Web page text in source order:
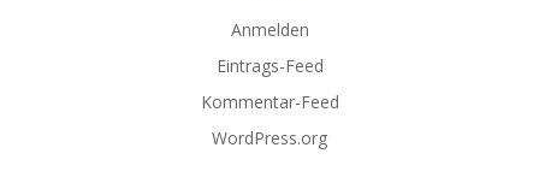
Anmelden
Eintrags-Feed
Kommentar-Feed
WordPress.org